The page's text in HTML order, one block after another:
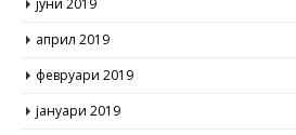
јуни 2019
април 2019
февруари 2019
јануари 2019